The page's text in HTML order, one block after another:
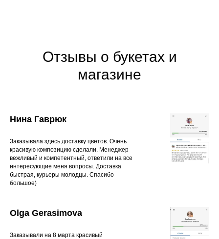
Отзывы о букетах и
магазине
Нина Гаврюк
Заказывала здесь доставку цветов. Очень
красивую композицию сделали. Менеджер
вежливый и компетентный, ответили на все
интересующие меня вопросы. Доставка
быстрая, курьеры молодцы. Спасибо
большое)
Olga Gerasimova
Заказывали на 8 марта красивый